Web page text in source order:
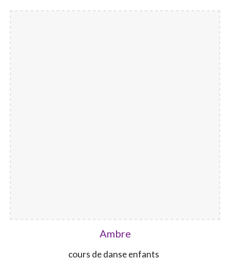
Ambre
cours de danse enfants